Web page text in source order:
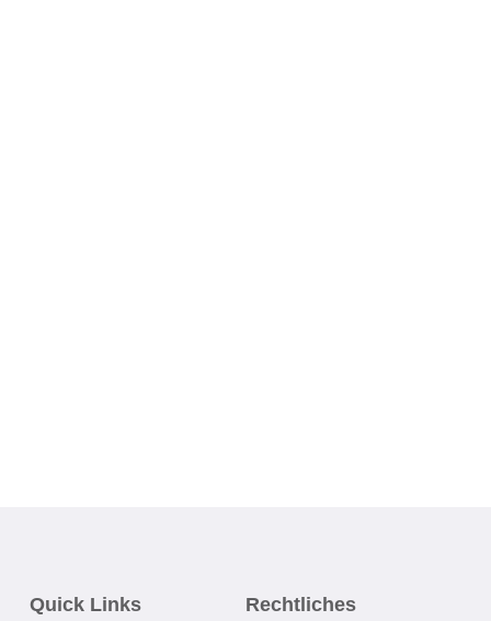
Quick Links Rechtliches